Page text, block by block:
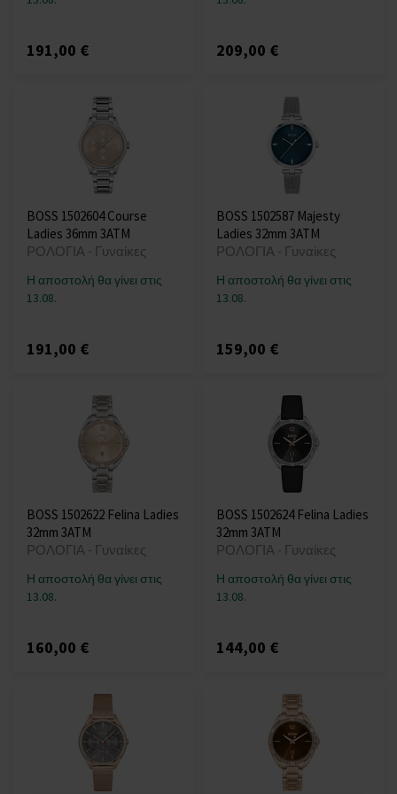
191,00 € 209,00 €
BOSS 1502604 Course
Ladies 36mm 3ATM
ΡΟΛΟΓΙΑ - Γυναίκες
Η αποστολή θα γίνει στις
13.08.
191,00 €
BOSS 1502587 Majesty
Ladies 32mm 3ATM
ΡΟΛΟΓΙΑ - Γυναίκες
Η αποστολή θα γίνει στις
13.08.
159,00 €
BOSS 1502622 Felina Ladies
32mm 3ATM
ΡΟΛΟΓΙΑ - Γυναίκες
Η αποστολή θα γίνει στις
13.08.
160,00 €
BOSS 1502624 Felina Ladies
32mm 3ATM
ΡΟΛΟΓΙΑ - Γυναίκες
Η αποστολή θα γίνει στις
13.08.
144,00 €